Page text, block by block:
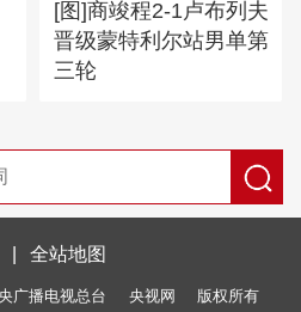
[图]商竣程2-1卢布列夫
晋级蒙特利尔站男单第
三轮
全站地图
广播电视总台 央视网 版权所有